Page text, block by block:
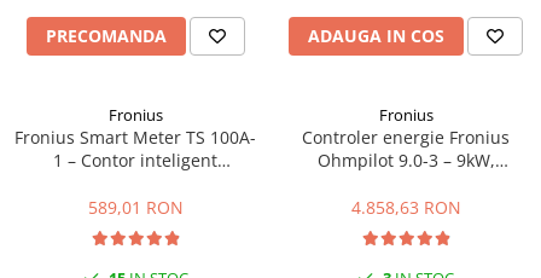
PRECOMANDA ADAUGA IN COS
Fronius
Fronius Smart Meter TS 100A-
1 – Contor inteligent
bidirectionala, RS485
589,01 RON
Fronius
Controler energie Fronius
Ohmpilot 9.0-3 – 9kW,
incalzire apa
4.858,63 RON